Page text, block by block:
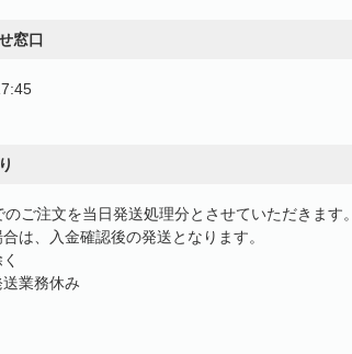
窓口
ご注文を当日発送処理分とさせていただきます。
は、入金確認後の発送となります。
業務休み